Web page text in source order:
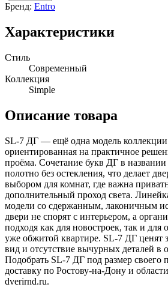
Бренд: Entro
Характеристики
Стиль
Современный
Коллекция
Simple
Описание товара
SL-7 ДГ — ещё одна модель коллекции
ориентированная на практичное
проёма. Сочетание букв ДГ в названии
полотно без остекления, что делает
выбором для комнат, где важна
дополнительный проход света.
модели со сдержанным, лаконичным
двери не спорят с интерьером, а
подходя как для новостроек, так и для
уже обжитой квартире. SL-7 ДГ ценят
вид и отсутствие вычурных деталей в
Подобрать SL-7 ДГ под размер своего
доставку по Ростову-на-Дону и
dverirnd.ru.